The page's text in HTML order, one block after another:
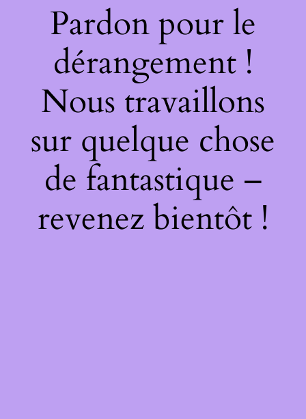
Pardon pour le
dérangement !
Nous travaillons
sur quelque chose
de fantastique –
revenez bientôt !